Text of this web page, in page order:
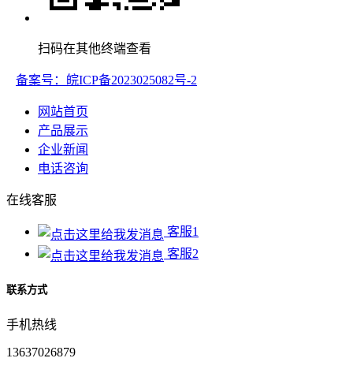
扫码在其他终端查看
备案号：皖ICP备2023025082号-2
网站首页
产品展示
企业新闻
电话咨询
在线客服
客服1
客服2
联系方式
手机热线
13637026879